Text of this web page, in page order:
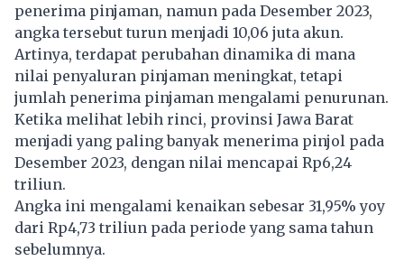
penerima pinjaman, namun pada Desember 2023,
angka tersebut turun menjadi 10,06 juta akun.
Artinya, terdapat perubahan dinamika di mana
nilai penyaluran pinjaman meningkat, tetapi
jumlah penerima pinjaman mengalami penurunan.
Ketika melihat lebih rinci, provinsi Jawa Barat
menjadi yang paling banyak menerima pinjol pada
Desember 2023, dengan nilai mencapai Rp6,24
triliun.
Angka ini mengalami kenaikan sebesar 31,95% yoy
dari Rp4,73 triliun pada periode yang sama tahun
sebelumnya.